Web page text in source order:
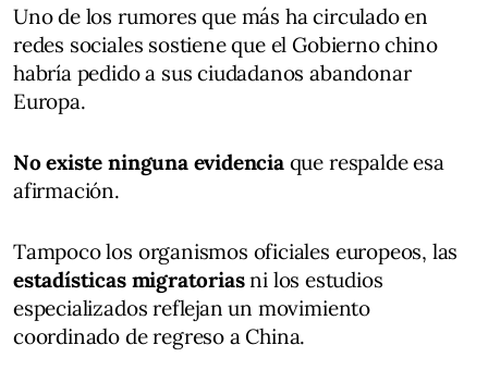
Uno de los rumores que más ha circulado en
redes sociales sostiene que el Gobierno chino
habría pedido a sus ciudadanos abandonar
Europa.
No existe ninguna evidenciaque respalde esa
afirmación.
Tampoco los organismos oficiales europeos, las
estadísticas migratoriasni los estudios
especializados reflejan un movimiento
coordinado de regreso a China.